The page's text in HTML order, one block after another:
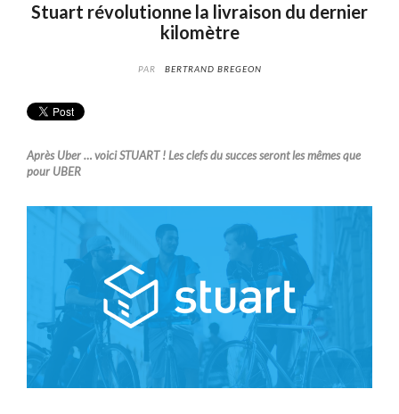
Stuart révolutionne la livraison du dernier
kilomètre
PAR BERTRAND BREGEON
Après Uber … voici STUART ! Les clefs du succes seront les mêmes que
pour UBER